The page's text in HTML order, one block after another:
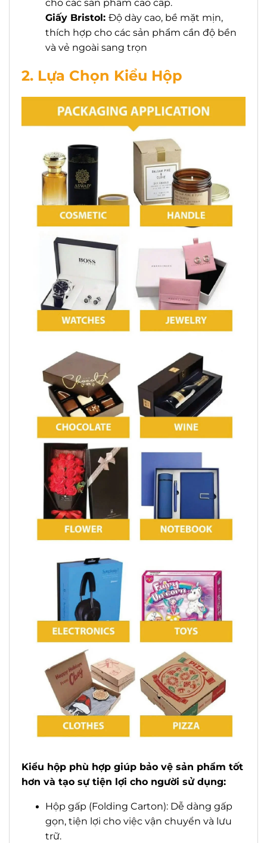
cho các sản phẩm cao cấp.
Giấy Bristol: Độ dày cao, bề mặt mịn,
thích hợp cho các sản phẩm cần độ bền
và vẻ ngoài sang trọn
2. Lựa Chọn Kiểu Hộp
Kiểu hộp phù hợp giúp bảo vệ sản phẩm tốt
hơn và tạo sự tiện lợi cho người sử dụng:
Hộp gấp (Folding Carton): Dễ dàng gấp
gọn, tiện lợi cho việc vận chuyển và lưu
trữ.